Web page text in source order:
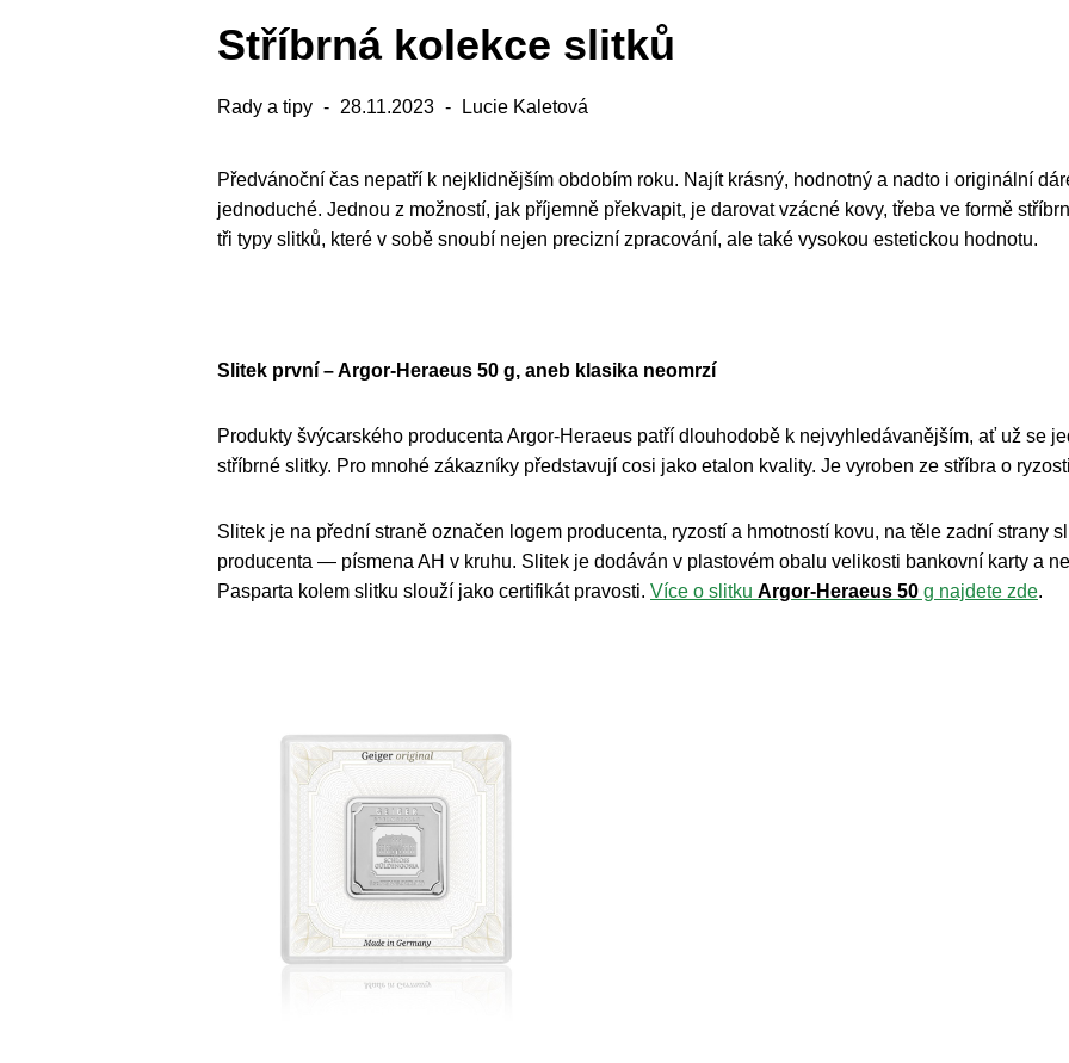
Stříbrná kolekce slitků
Rady a tipy 28.11.2023 Lucie Kaletová
Předvánoční čas nepatří k nejklidnějším obdobím roku. Najít krásný, hodnotný a nadto i originální
jednoduché. Jednou z možností, jak příjemně překvapit, je darovat vzácné kovy, třeba ve formě
tři typy slitků, které v sobě snoubí nejen precizní zpracování, ale také vysokou estetickou hodnotu.
Slitek první – Argor-Heraeus 50 g, aneb klasika neomrzí
Produkty švýcarského producenta Argor-Heraeus patří dlouhodobě k nejvyhledávanějším, ať už se
stříbrné slitky. Pro mnohé zákazníky představují cosi jako etalon kvality. Je vyroben ze stříbra o
Slitek je na přední straně označen logem producenta, ryzostí a hmotností kovu, na těle zadní strany
producenta — písmena AH v kruhu. Slitek je dodáván v plastovém obalu velikosti bankovní karty a
Pasparta kolem slitku slouží jako certifikát pravosti. Více o slitku Argor-Heraeus 50 g najdete zde.